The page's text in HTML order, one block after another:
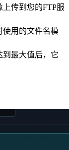
传到您的FTP服
使用的文件名模
最大值后，它